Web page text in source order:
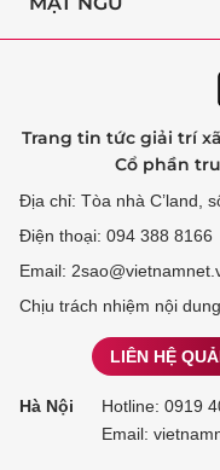
Trang tin tức giải trí
Cổ phần
Địa chỉ: Tòa nhà C’land,
Điện thoại: 094 388 8166
Email:
Chịu trách nhiệm nội
LIÊN HỆ
Hà Nội Hotline: 0919
Email: